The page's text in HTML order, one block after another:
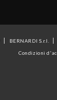
BERNARDI S.r.l.
Condizioni